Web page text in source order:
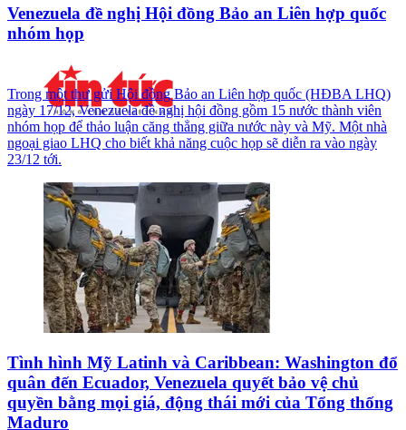
Venezuela đề nghị Hội đồng Bảo an Liên hợp quốc
nhóm họp
Trong một thư gửi Hội đồng Bảo an Liên hợp quốc (HĐBA LHQ)
ngày 17/12, Venezuela đề nghị hội đồng gồm 15 nước thành viên
nhóm họp để thảo luận căng thẳng giữa nước này và Mỹ. Một nhà
ngoại giao LHQ cho biết khả năng cuộc họp sẽ diễn ra vào ngày
23/12 tới.
Tình hình Mỹ Latinh và Caribbean: Washington đổ
quân đến Ecuador, Venezuela quyết bảo vệ chủ
quyền bằng mọi giá, động thái mới của Tổng thống
Maduro